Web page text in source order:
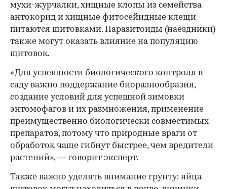
мухи-журчалки, хищные клопы из семейства
антокорид и хищные фитосейидные клещи
питаются щитовками. Паразитоиды (наездники)
также могут оказать влияние на популяцию
щитовок.
«Для успешности биологического контроля в
саду важно поддержание биоразнообразия,
создание условий для успешной зимовки
энтомофагов и их размножения, применение
преимущественно биологически совместимых
препаратов, потому что природные враги от
обработок чаще гибнут быстрее, чем вредители
растений», — говорит эксперт.
Также важно уделять внимание грунту: яйца